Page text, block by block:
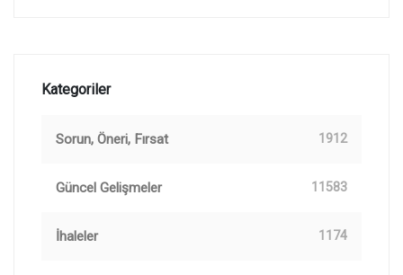
Kategoriler
Sorun, Öneri, Fırsat 1912
Güncel Gelişmeler 11583
İhaleler 1174